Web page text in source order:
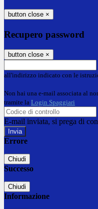
button close ×
Recupero password
button close ×
all'indirizzo indicato con le
Non hai una e-mail associata al
tramite la Login Spaggiari
E-mail inviata, si prega di
Errore
Chiudi
Successo
Chiudi
Informazione